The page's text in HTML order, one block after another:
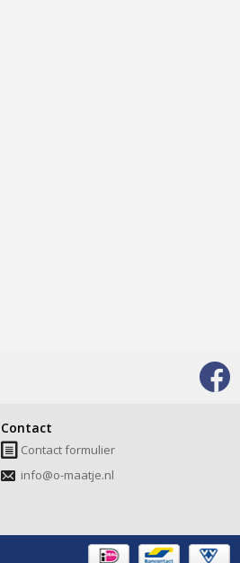
Contact
Contact formulier
info@o-maatje.nl